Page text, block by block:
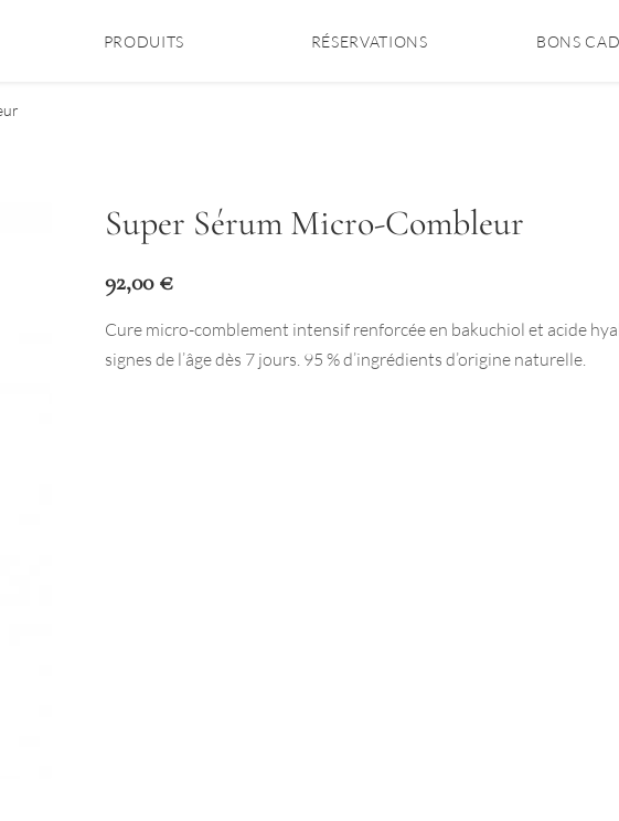
PRODUITS RÉSERVATIONS BONS
Super Sérum Micro-Combleur
92,00€
Cure micro-comblement intensif renforcée en bakuchiol et acide
signes de l’âge dès 7 jours. 95 % d’ingrédients d’origine naturelle.